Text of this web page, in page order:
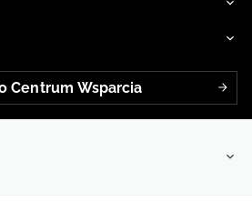
Centrum Wsparcia